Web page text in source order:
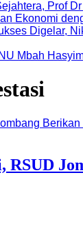
Ekonomi